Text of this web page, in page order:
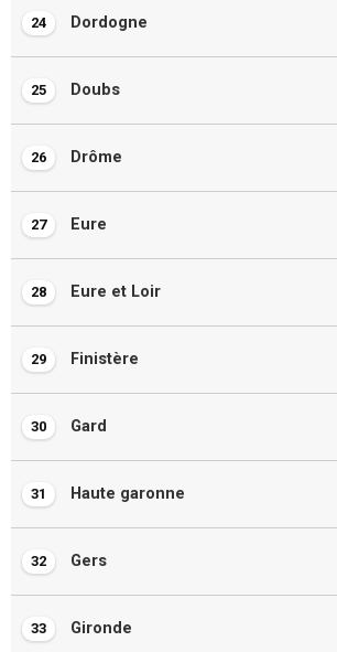
24 Dordogne
25 Doubs
26 Drôme
27 Eure
28 Eure et Loir
29 Finistère
30 Gard
31 Haute garonne
32 Gers
33 Gironde